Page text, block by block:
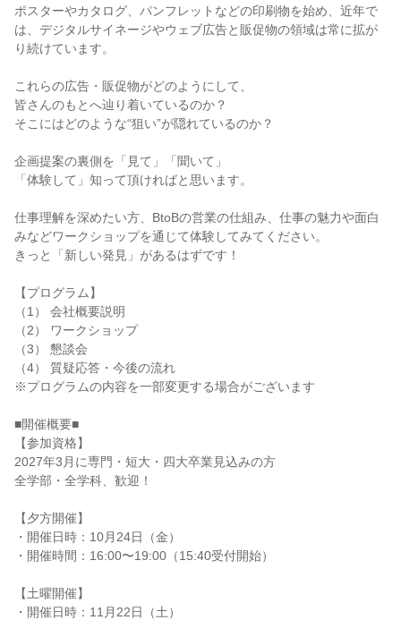
ポスターやカタログ、パンフレットなどの印刷物を始め、近年で
は、デジタルサイネージやウェブ広告と販促物の領域は常に拡が
り続けています。
これらの広告・販促物がどのようにして、
皆さんのもとへ辿り着いているのか？
そこにはどのような“狙い”が隠れているのか？
企画提案の裏側を「見て」「聞いて」
「体験して」知って頂ければと思います。
仕事理解を深めたい方、BtoBの営業の仕組み、仕事の魅力や面白
みなどワークショップを通じて体験してみてください。
きっと「新しい発見」があるはずです！
【プログラム】
（1） 会社概要説明
（2） ワークショップ
（3） 懇談会
（4） 質疑応答・今後の流れ
※プログラムの内容を一部変更する場合がございます
■開催概要■
【参加資格】
2027年3月に専門・短大・四大卒業見込みの方
全学部・全学科、歓迎！
【夕方開催】
・開催日時：10月24日（金）
・開催時間：16:00〜19:00（15:40受付開始）
【土曜開催】
・開催日時：11月22日（土）